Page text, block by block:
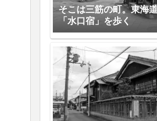
そこは三筋の町。東海
「水口宿」を歩く